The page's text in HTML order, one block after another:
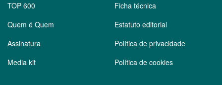
TOP 600
Quem é Quem
Assinatura
Media kit
Ficha técnica
Estatuto editorial
Política de privacidade
Política de cookies